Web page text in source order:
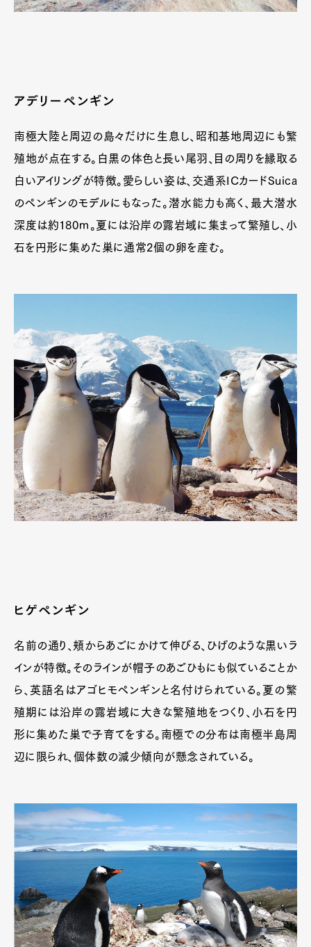
Art&Design WatchFashion
GourmetCars
ProductCulture Lifestyle
Pen Membership
Magazine
Pen Meet
Pen international Pen tw
アデリーペンギン
南極大陸と周辺の島々だけに生息し、昭和基地周辺にも繁
殖地が点在する。白黒の体色と長い尾羽、目の周りを縁取る
白いアイリングが特徴。愛らしい姿は、交通系ICカードSuica
のペンギンのモデルにもなった。潜水能力も高く、最大潜水
深度は約180ｍ。夏には沿岸の露岩域に集まって繁殖し、小
石を円形に集めた巣に通常2個の卵を産む。
ヒゲペンギン
名前の通り、頬からあごにかけて伸びる、ひげのような黒いラ
インが特徴。そのラインが帽子のあごひもにも似ていることか
ら、英語名はアゴヒモペンギンと名付けられている。夏の繁
殖期には沿岸の露岩域に大きな繁殖地をつくり、小石を円
形に集めた巣で子育てをする。南極での分布は南極半島周
辺に限られ、個体数の減少傾向が懸念されている。